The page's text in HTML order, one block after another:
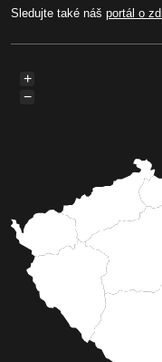
Sledujte také náš portál o
+
−